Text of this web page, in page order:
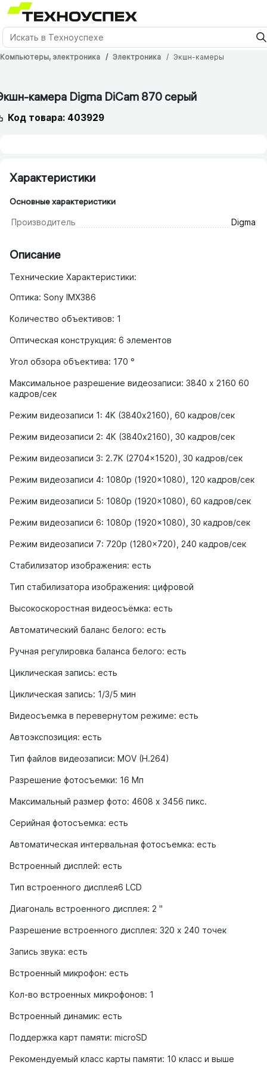
Компьютеры, электроника Электроника Экшн-камеры
камера Digma DiCam 870 серый
Код товара: 403929
Характеристики
Основные характеристики
Производитель Digma
Описание
Технические Характеристики:
Оптика: Sony IMX386
Количество объективов: 1
Оптическая конструкция: 6 элементов
Угол обзора объектива: 170 °
Максимальное разрешение видеозаписи: 3840 х 2160 60
кадров/сек
Режим видеозаписи 1: 4K (3840х2160), 60 кадров/сек
Режим видеозаписи 2: 4K (3840х2160), 30 кадров/сек
Режим видеозаписи 3: 2.7K (2704x1520), 30 кадров/сек
Режим видеозаписи 4: 1080p (1920x1080), 120 кадров/сек
Режим видеозаписи 5: 1080p (1920x1080), 60 кадров/сек
Режим видеозаписи 6: 1080p (1920x1080), 30 кадров/сек
Режим видеозаписи 7: 720p (1280x720), 240 кадров/сек
Стабилизатор изображения: есть
Тип стабилизатора изображения: цифровой
Высокоскоростная видеосъёмка: есть
Автоматический баланс белого: есть
Ручная регулировка баланса белого: есть
Циклическая запись: есть
Циклическая запись: 1/3/5 мин
Видеосъемка в перевернутом режиме: есть
Автоэкспозиция: есть
Тип файлов видеозаписи: MOV (H.264)
Разрешение фотосъемки: 16 Мп
Максимальный размер фото: 4608 х 3456 пикс.
Серийная фотосъемка: есть
Автоматическая интервальная фотосъемка: есть
Встроенный дисплей: есть
Тип встроенного дисплея6 LCD
Диагональ встроенного дисплея: 2 "
Разрешение встроенного дисплея: 320 х 240 точек
Запись звука: есть
Встроенный микрофон: есть
Кол-во встроенных микрофонов: 1
Встроенный динамик: есть
Поддержка карт памяти: microSD
Рекомендуемый класс карты памяти: 10 класс и выше